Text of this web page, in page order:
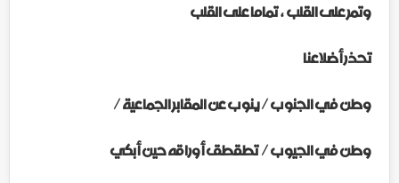
وتمر على القلب،تماما على القلب
تحذر أضلاعنا
وطن في الجنوب / ينوب عن المقابر الجماعية /
وطن في الجيوب /تطقطق أوراقه حين أبكي